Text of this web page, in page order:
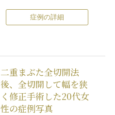
不自然な二重（無理に二重の幅を広
/仕上がりのわずかな左右
がとれる可能性/手術後の血腫
症例の詳細
二重まぶた全切開法
後、全切開して幅を狭
く修正手術した20代女
性の症例写真